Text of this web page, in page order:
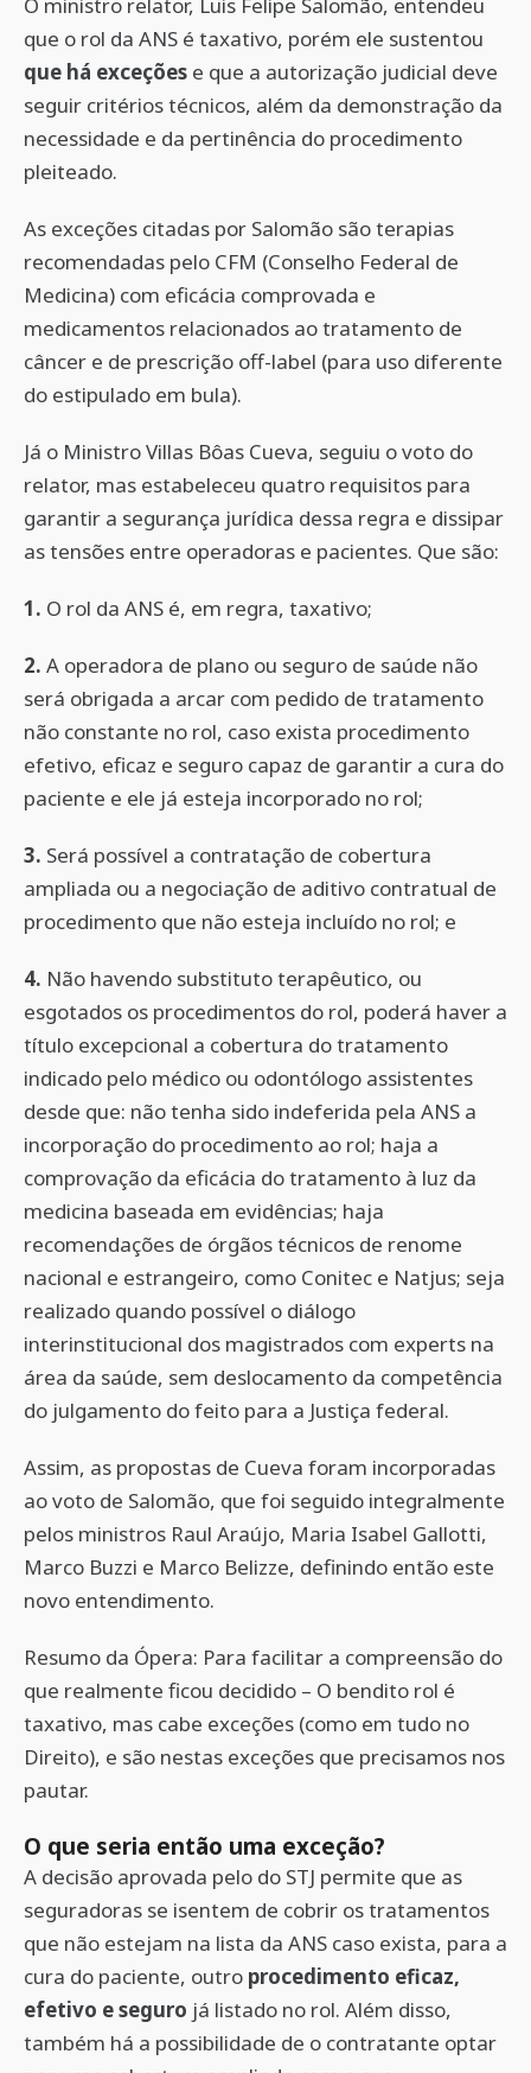
que o rol da ANS é taxativo, porém ele sustentou
que há exceções e que a autorização judicial deve
seguir critérios técnicos, além da demonstração da
necessidade e da pertinência do procedimento
pleiteado.
As exceções citadas por Salomão são terapias
recomendadas pelo CFM (Conselho Federal de
Medicina) com eficácia comprovada e
medicamentos relacionados ao tratamento de
câncer e de prescrição off-label (para uso diferente
do estipulado em bula).
Já o Ministro Villas Bôas Cueva, seguiu o voto do
relator, mas estabeleceu quatro requisitos para
garantir a segurança jurídica dessa regra e dissipar
as tensões entre operadoras e pacientes. Que são:
1. O rol da ANS é, em regra, taxativo;
2. A operadora de plano ou seguro de saúde não
será obrigada a arcar com pedido de tratamento
não constante no rol, caso exista procedimento
efetivo, eficaz e seguro capaz de garantir a cura do
paciente e ele já esteja incorporado no rol;
3. Será possível a contratação de cobertura
ampliada ou a negociação de aditivo contratual de
procedimento que não esteja incluído no rol; e
4. Não havendo substituto terapêutico, ou
esgotados os procedimentos do rol, poderá haver a
título excepcional a cobertura do tratamento
indicado pelo médico ou odontólogo assistentes
desde que: não tenha sido indeferida pela ANS a
incorporação do procedimento ao rol; haja a
comprovação da eficácia do tratamento à luz da
medicina baseada em evidências; haja
recomendações de órgãos técnicos de renome
nacional e estrangeiro, como Conitec e Natjus; seja
realizado quando possível o diálogo
interinstitucional dos magistrados com experts na
área da saúde, sem deslocamento da competência
do julgamento do feito para a Justiça federal.
Assim, as propostas de Cueva foram incorporadas
ao voto de Salomão, que foi seguido integralmente
pelos ministros Raul Araújo, Maria Isabel Gallotti,
Marco Buzzi e Marco Belizze, definindo então este
novo entendimento.
Resumo da Ópera: Para facilitar a compreensão do
que realmente ficou decidido – O bendito rol é
taxativo, mas cabe exceções (como em tudo no
Direito), e são nestas exceções que precisamos nos
pautar.
O que seria então uma exceção?
A decisão aprovada pelo do STJ permite que as
seguradoras se isentem de cobrir os tratamentos
que não estejam na lista da ANS caso exista, para a
cura do paciente, outro procedimento eficaz,
efetivo e seguro já listado no rol. Além disso,
também há a possibilidade de o contratante optar